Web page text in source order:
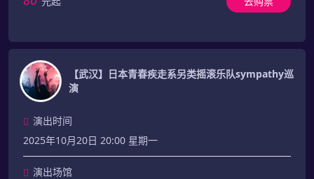
【武汉】日本青春疾走系另类摇滚乐队sympathy巡
演
演出时间
2025年10月20日 20:00 星期一
演出场馆